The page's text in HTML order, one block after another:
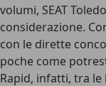
volumi, SEAT
considerazione.
con le dirette
poche come
Rapid, infatti, tra